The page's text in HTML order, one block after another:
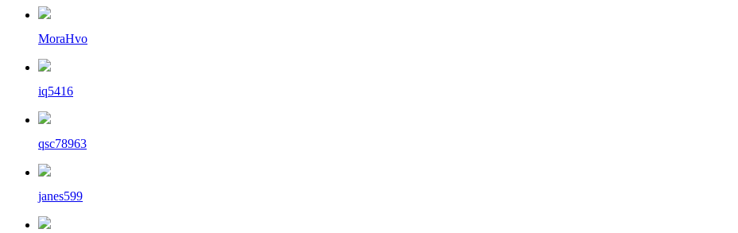
MoraHvo
iq5416
qsc78963
janes599